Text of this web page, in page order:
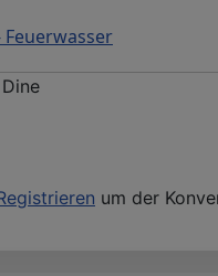
Feuerwasser
um der